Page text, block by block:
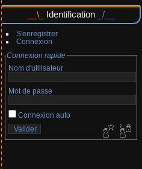
Identification
S'enregistrer
Connexion
Connexion rapide
Nom d'utilisateur
Mot de passe
Connexion auto